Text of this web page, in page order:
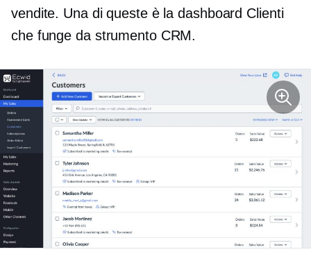
vendite. Una di queste è la dashboard Clienti
che funge da strumento CRM.